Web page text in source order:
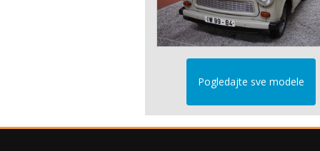
Pogledajte sve modele